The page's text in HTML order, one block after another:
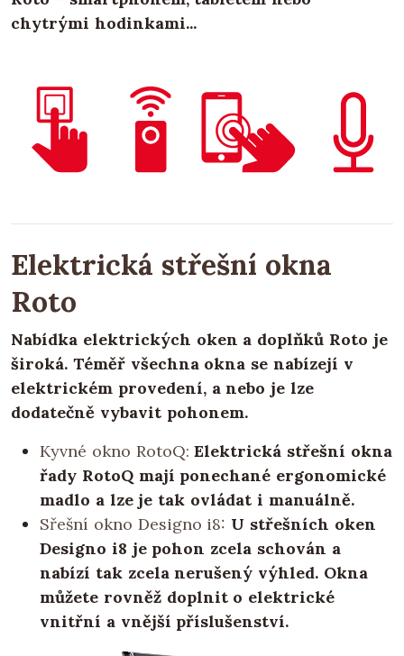
chytrými hodinkami...
Elektrická střešní okna
Roto
Nabídka elektrických oken a doplňků Roto je
široká. Téměř všechna okna se nabízejí v
elektrickém provedení, a nebo je lze
dodatečně vybavit pohonem.
Kyvné okno RotoQ: Elektrická střešní okna
řady RotoQ mají ponechané ergonomické
madlo a lze je tak ovládat i manuálně.
Sřešní okno Designo i8: U střešních oken
Designo i8 je pohon zcela schován a
nabízí tak zcela nerušený výhled. Okna
můžete rovněž doplnit o elektrické
vnitřní a vnější příslušenství.